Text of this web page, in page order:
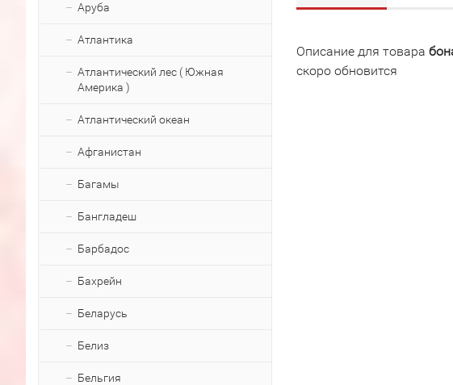
Аруба
Атлантика
Атлантический лес ( Южная
Америка )
Атлантический океан
Афганистан
Багамы
Бангладеш
Барбадос
Бахрейн
Беларусь
Белиз
Бельгия
Описание для товара
скоро обновится